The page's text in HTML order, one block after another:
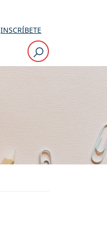
INSCRÍBETE